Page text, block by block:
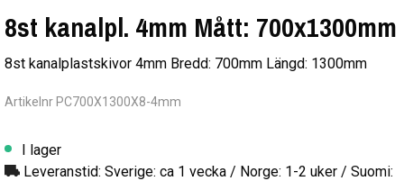
8st kanalpl. 4mm Mått: 700x1300mm
8st kanalplastskivor 4mm Bredd: 700mm Längd: 1300mm
Artikelnr PC700X1300X8-4mm
I lager
Leveranstid: Sverige: ca 1 vecka / Norge: 1-2 uker / Suomi: